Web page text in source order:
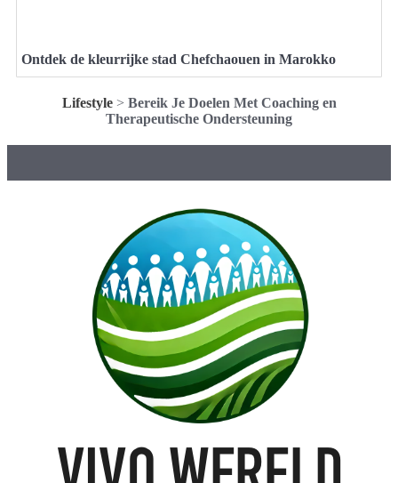
Ontdek de kleurrijke stad Chefchaouen in Marokko
Lifestyle> Bereik Je Doelen Met Coaching en
Therapeutische Ondersteuning